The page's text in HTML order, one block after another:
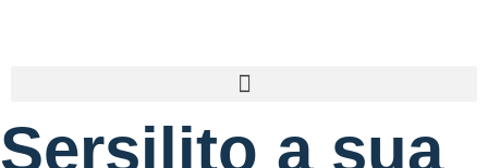
Sersilito a sua